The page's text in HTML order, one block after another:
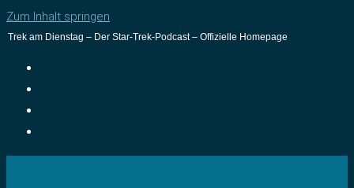
Zum Inhalt springen
Trek am Dienstag – Der Star-Trek-Podcast – Offizielle Homepage